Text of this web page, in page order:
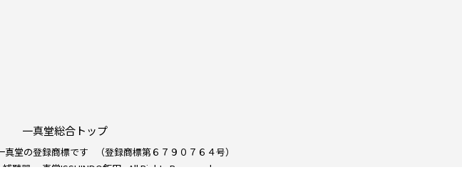
一真堂総合トップ
真堂の登録商標です
（登録商標第６７９０７６４号）
補聴器 一真堂ISSHINDO飯田 All Rights Reserved.